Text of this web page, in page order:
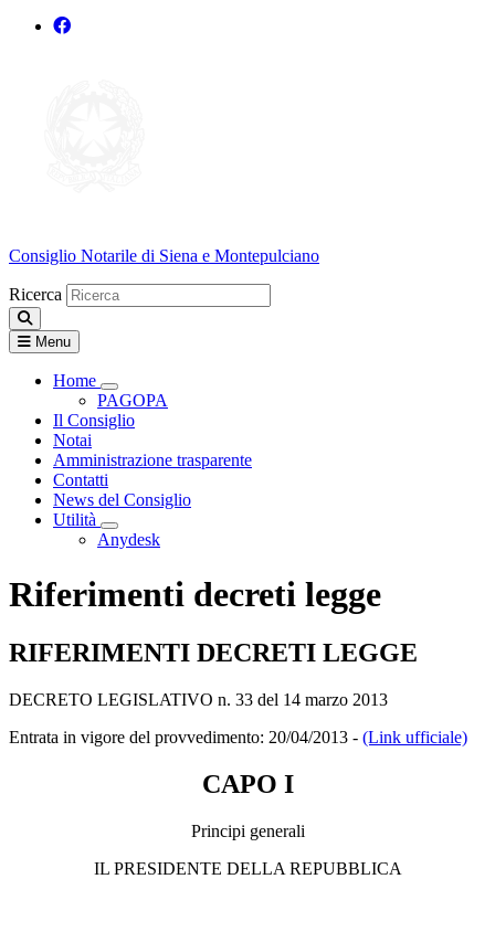
Consiglio Notarile di Siena e Montepulciano
Ricerca
Menu
Home
Visualizza menù di secondo livello
PAGOPA
Il Consiglio
Notai
Amministrazione trasparente
Contatti
News del Consiglio
Utilità
Visualizza menù di secondo livello
Anydesk
Riferimenti decreti legge
RIFERIMENTI DECRETI LEGGE
DECRETO LEGISLATIVO n. 33 del 14 marzo 2013
Entrata in vigore del provvedimento: 20/04/2013 - (Link ufficiale)
CAPO I
Principi generali
IL PRESIDENTE DELLA REPUBBLICA